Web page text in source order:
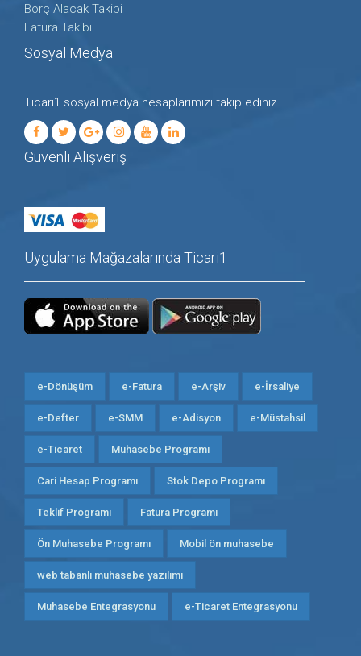
Borç Alacak Takibi
Fatura Takibi
Sosyal Medya
Ticari1 sosyal medya hesaplarımızı takip ediniz.
Güvenli Alışveriş
Uygulama Mağazalarında Ticari1
e-Dönüşüm e-Fatura e-Arşiv e-İrsaliye
e-Defter e-SMM e-Adisyon e-Müstahsil
e-Ticaret Muhasebe Programı
Cari Hesap Programı Stok Depo Programı
Teklif Programı Fatura Programı
Ön Muhasebe Programı Mobil ön muhasebe
web tabanlı muhasebe yazılımı
Muhasebe Entegrasyonu e-Ticaret Entegrasyonu